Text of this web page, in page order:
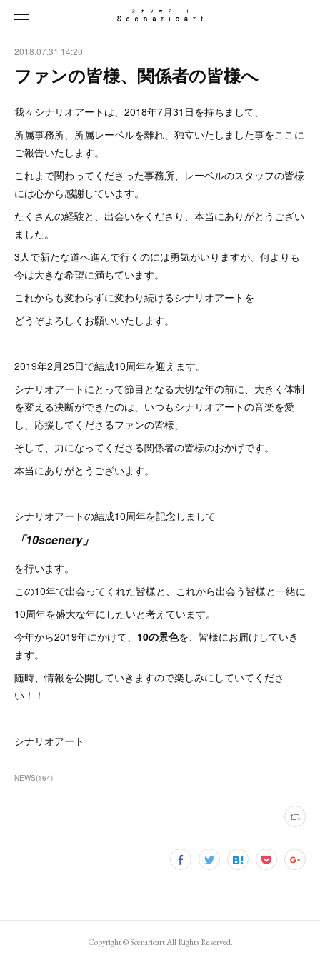
2018.07.31 14:20
ファンの皆様、関係者の皆様へ
我々シナリオアートは、2018年7月31日を持ちまして、
所属事務所、所属レーベルを離れ、独立いたしました事をここに
ご報告いたします。
これまで関わってくださった事務所、レーベルのスタッフの皆様
には心から感謝しています。
たくさんの経験と、出会いをくださり、本当にありがとうござい
ました。
3人で新たな道へ進んで行くのには勇気がいりますが、何よりも
今は大きな希望に満ちています。
これからも変わらずに変わり続けるシナリオアートを
どうぞよろしくお願いいたします。
2019年2月25日で結成10周年を迎えます。
シナリオアートにとって節目となる大切な年の前に、大きく体制
を変える決断ができたのは、いつもシナリオアートの音楽を愛
し、応援してくださるファンの皆様、
そして、力になってくださる関係者の皆様のおかげです。
本当にありがとうございます。
シナリオアートの結成10周年を記念しまして
「10scenery」
を行います。
この10年で出会ってくれた皆様と、これから出会う皆様と一緒に
10周年を盛大な年にしたいと考えています。
今年から2019年にかけて、 10の景色を、皆様にお届けしていき
ます。
随時、情報を公開していきますので楽しみにしていてくださ
い！！
シナリオアート
NEWS(164)
Copyright ©︎ Scenarioart All Rights Reserved.